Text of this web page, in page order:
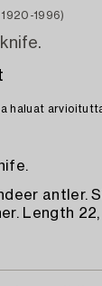
1996)
haluat
antler.
Length